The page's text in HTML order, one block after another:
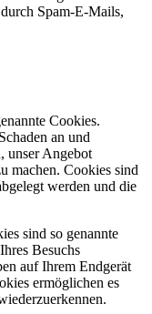
Spam-E-Mails,
Cookies.
an und
unser Angebot
machen. Cookies sind
werden und die
sind so genannte
Besuchs
auf Ihrem Endgerät
ermöglichen es